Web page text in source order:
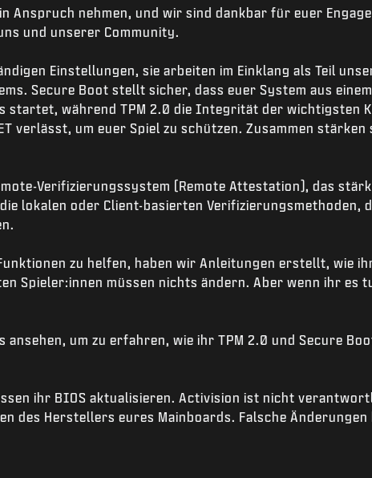
Anspruch nehmen, und wir sind dankbar für euer
und unserer Community.
Einstellungen, sie arbeiten im Einklang als Teil
Secure Boot stellt sicher, dass euer System aus einem
startet, während TPM 2.0 die Integrität der wichtigsten
verlässt, um euer Spiel zu schützen. Zusammen stärken
Verifizierungssystem (Remote Attestation), das
lokalen oder Client-basierten Verifizierungsmethoden,
zu helfen, haben wir Anleitungen erstellt, wie
Spieler:innen müssen nichts ändern. Aber wenn ihr es
um zu erfahren, wie ihr TPM 2.0 und Secure
ihr BIOS aktualisieren. Activision ist nicht
des Herstellers eures Mainboards. Falsche Änderungen